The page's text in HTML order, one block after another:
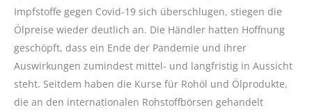
Impfstoffe gegen Covid-19 sich überschlugen, stiegen die
Ölpreise wieder deutlich an. Die Händler hatten Hoffnung
geschöpft, dass ein Ende der Pandemie und ihrer
Auswirkungen zumindest mittel- und langfristig in Aussicht
steht. Seitdem haben die Kurse für Rohöl und Ölprodukte,
die an den internationalen Rohstoffbörsen gehandelt